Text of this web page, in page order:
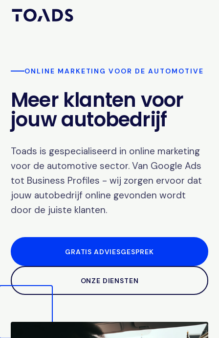
ONLINE MARKETING VOOR DE AUTOMOTIVE
Meer klanten voor
jouw autobedrijf
Toads is gespecialiseerd in online marketing
voor de automotive sector. Van Google Ads
tot Business Profiles - wij zorgen ervoor dat
jouw autobedrijf online gevonden wordt
door de juiste klanten.
GRATIS ADVIESGESPREK
ONZE DIENSTEN